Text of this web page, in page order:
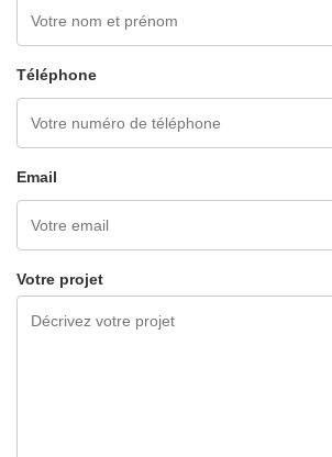
Téléphone
Email
Votre projet